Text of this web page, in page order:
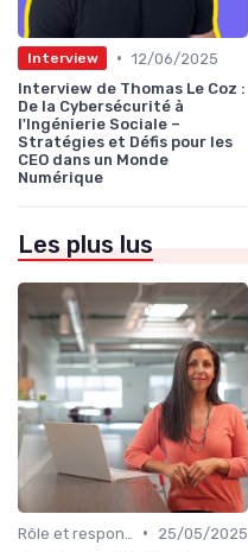
Interview • 12/06/2025
Interview de Thomas Le Coz :
De la Cybersécurité à
l'Ingénierie Sociale –
Stratégies et Défis pour les
CEO dans un Monde
Numérique
Les plus lus
•
25/05/2025